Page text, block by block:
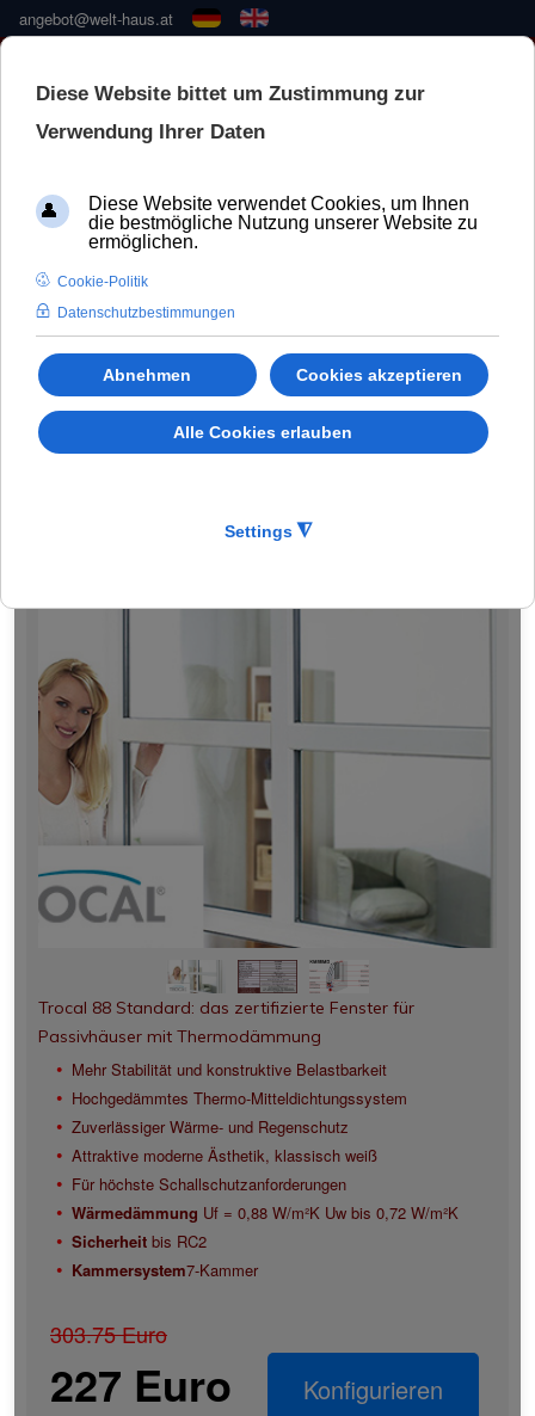
angebot@welt-haus.at
🚀 NEUE KONFIGURATOR –
SCHNELLER UND BESSER
Kunststofffenster
KM88 Standard
Trocal 88 Standard: das zertifizierte Fenster für
Passivhäuser mit Thermodämmung
Mehr Stabilität und konstruktive Belastbarkeit
Hochgedämmtes Thermo-Mitteldichtungssystem
Zuverlässiger Wärme- und Regenschutz
Attraktive moderne Ästhetik, klassisch weiß
Für höchste Schallschutzanforderungen
Wärmedämmung Uf = 0,88 W/m²K Uw bis 0,72 W/m²K
Sicherheit bis RC2
Kammersystem7-Kammer
303.75 Euro
227 Euro Konfigurieren